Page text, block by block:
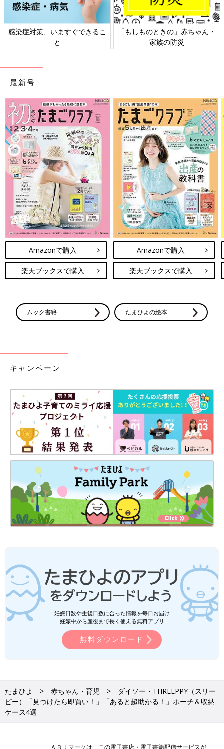
感染症対策、いますぐできるこ
と
「もしものときの」赤ちゃん・
家族の防災
最新号
Amazonで購入
楽天ブックスで購入
Amazonで購入
楽天ブックスで購入
ムック書籍 たまひよの絵本
キャンペーン
妊娠日数や生後日数に合った情報を毎日お届け
妊娠中から産後まで長く使える無料アプリ
無料ダウンロード
たまひよ 赤ちゃん・育児
ダイソー・THREEPPY（スリー
ピー）「見つけたら即買い！」「あると超助かる！」ポーチ＆収納
ケース4選
ＡＢＪマークは、この電子書店・電子書籍配信サービスが、